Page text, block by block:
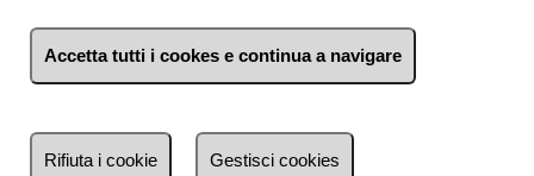
Accetta tutti i cookes e continua a navigare
Rifiuta i cookie Gestisci cookies